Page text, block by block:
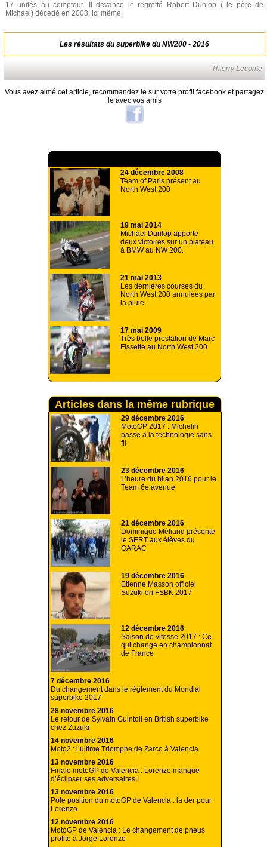
17 unités au compteur. Il devance le regretté Robert Dunlop ( le père de
Michael) décédé en 2008, ici même.
Les résultats du superbike du NW200 - 2016
Thierry Leconte
Vous avez aimé cet article, recommandez le sur votre profil facebook et partagez
le avec vos amis
24 décembre 2008
Team of Paris présent au
North West 200
19 mai 2014
Michael Dunlop apporte
deux victoires sur un plateau
à BMW au NW 200.
21 mai 2013
Les dernières courses du
North West 200 annulées par
la pluie
17 mai 2009
Très belle prestation de Marc
Fissette au North West 200
Articles dans la même rubrique
29 décembre 2016
MotoGP 2017 : Michelin
passe à la technologie sans
fil
23 décembre 2016
L’heure du bilan 2016 pour le
Team 6e avenue
21 décembre 2016
Dominique Méliand présente
le SERT aux élèves du
GARAC
19 décembre 2016
Etienne Masson officiel
Suzuki en FSBK 2017
12 décembre 2016
Saison de vitesse 2017 : Ce
qui change en championnat
de France
7 décembre 2016
Du changement dans le règlement du Mondial
superbike 2017
28 novembre 2016
Le retour de Sylvain Guintoli en British superbike
chez Zuzuki
14 novembre 2016
Moto2 : l’ultime Triomphe de Zarco à Valencia
13 novembre 2016
Finale motoGP de Valencia : Lorenzo manque
d’éclipser ses adversaires !
13 novembre 2016
Pole position du motoGP de Valencia : la der pour
Lorenzo
12 novembre 2016
MotoGP de Valencia : Le changement de pneus
profite à Jorge Lorenzo